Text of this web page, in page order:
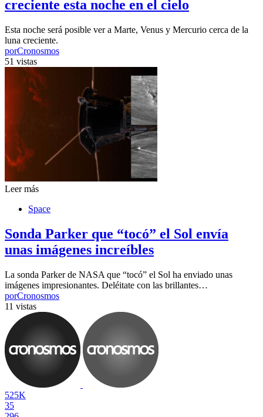
creciente esta noche en el cielo
Esta noche será posible ver a Marte, Venus y Mercurio cerca de la
luna creciente.
porCronosmos
51 vistas
Leer más
Space
Sonda Parker que “tocó” el Sol envía
unas imágenes increíbles
La sonda Parker de NASA que “tocó” el Sol ha enviado unas
imágenes impresionantes. Deléitate con las brillantes…
porCronosmos
11 vistas
525K
35